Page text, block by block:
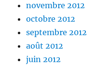
novembre 2012
octobre 2012
septembre 2012
août 2012
juin 2012